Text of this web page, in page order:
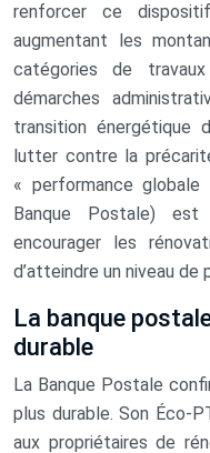
renforcer ce
augmentant les
catégories de
démarches
transition énergétique
lutter contre la
« performance
Banque Postale)
encourager les
d’atteindre un niveau
La banque
durable
La Banque Postale
plus durable. Son Éco-
aux propriétaires de